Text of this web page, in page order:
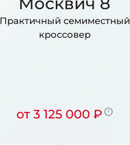
Практичный семиместный
кроссовер
от 3 125 000 ₽